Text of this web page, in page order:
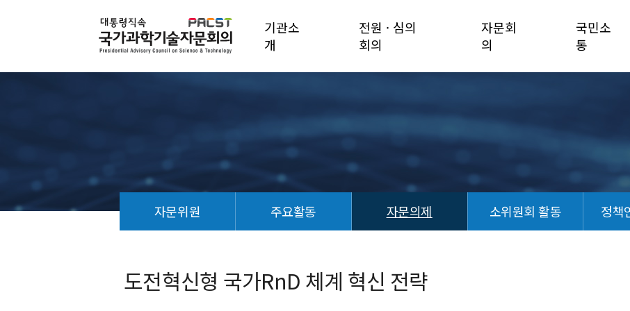
기관소
개
전원 · 심의
회의
자문회
의
국민소
통
자문위원 주요활동 자문의제 소위원회 활동 정책
제
도전혁신형 국가RnD 체계 혁신 전략